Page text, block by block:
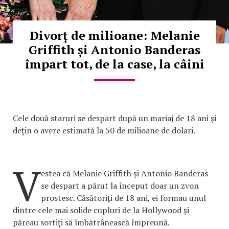
Divorț de milioane: Melanie
Griffith și Antonio Banderas
împart tot, de la case, la câini
Cele două staruri se despart după un mariaj de 18 ani și
dețin o avere estimată la 50 de milioane de dolari.
Vestea că Melanie Griffith și Antonio Banderas
se despart a părut la început doar un zvon
prostesc. Căsătoriți de 18 ani, ei formau unul
dintre cele mai solide cupluri de la Hollywood și
păreau sortiți să îmbătrânească împreună.